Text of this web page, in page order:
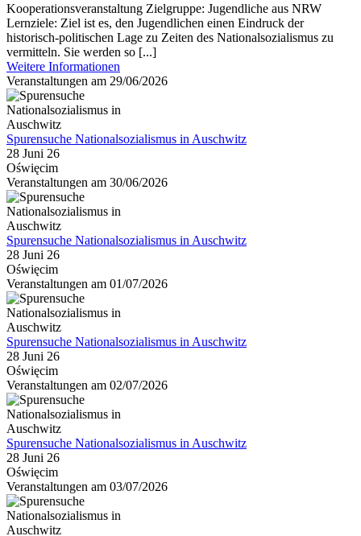
Kooperationsveranstaltung Zielgruppe: Jugendliche aus NRW
Lernziele: Ziel ist es, den Jugendlichen einen Eindruck der
historisch-politischen Lage zu Zeiten des Nationalsozialismus zu
vermitteln. Sie werden so [...]
Weitere Informationen
Veranstaltungen am 29/06/2026
Spurensuche Nationalsozialismus in Auschwitz
28 Juni 26
Oświęcim
Veranstaltungen am 30/06/2026
Spurensuche Nationalsozialismus in Auschwitz
28 Juni 26
Oświęcim
Veranstaltungen am 01/07/2026
Spurensuche Nationalsozialismus in Auschwitz
28 Juni 26
Oświęcim
Veranstaltungen am 02/07/2026
Spurensuche Nationalsozialismus in Auschwitz
28 Juni 26
Oświęcim
Veranstaltungen am 03/07/2026